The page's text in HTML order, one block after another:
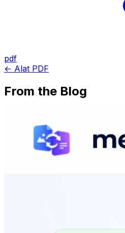
pdf
← Alat PDF
From the Blog